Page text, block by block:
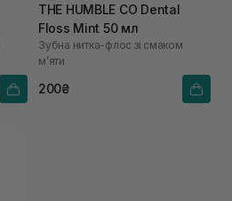
THE HUMBLE CO Dental
Floss Mint 50 мл
Зубна нитка-флос зі смаком
м’яти
200₴